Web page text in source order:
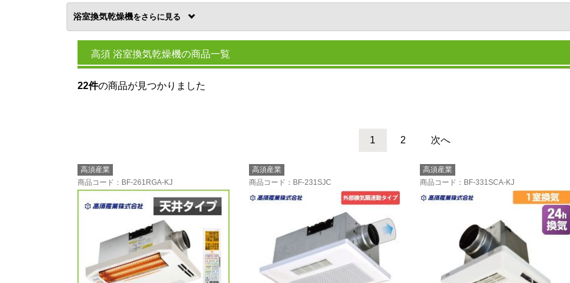
浴室換気乾燥機を
高須 浴室換気乾燥機の商品一覧
22件の商品が見つかりました
1 2 次へ
高須産業
商品コード ：BF-261RGA-KJ
高須産業
商品コード ：BF-231SJC
高須産業
商品コード ：BF-331SCA-KJ